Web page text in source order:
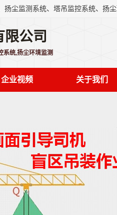
公司
系统,扬尘环境监测
企业视频 关于我们